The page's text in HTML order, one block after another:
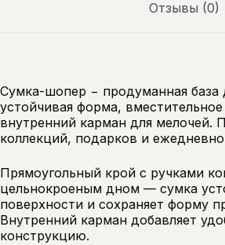
Отзывы (0)
Сумка-шопер − продуманная база
устойчивая форма,
внутренний карман для мелочей.
коллекций, подарков и
Прямоугольный крой с ручками
цельнокроеным дном — сумка
поверхности и сохраняет форму
Внутренний карман добавляет
конструкцию.